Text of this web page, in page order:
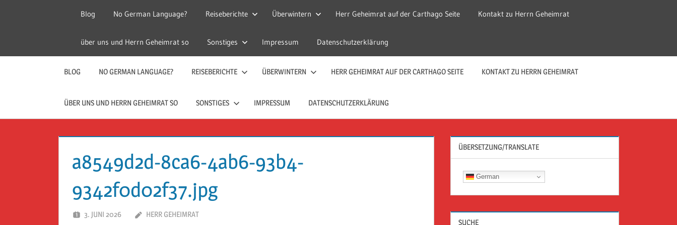
Reise
Guckloch
–
Geheimrat
auf
Reisen
Geheimrat
auf
Reisen
Blog No German Language? Reiseberichte Überwintern Herr Geheimrat auf der Carthago Seite Kontakt zu Herrn Geheimrat
über uns und Herrn Geheimrat so Sonstiges Impressum Datenschutzerklärung
BLOG NO GERMAN LANGUAGE? REISEBERICHTE ÜBERWINTERN HERR GEHEIMRAT AUF DER CARTHAGO SEITE KONTAKT ZU HERRN GEHEIMRAT
ÜBER UNS UND HERRN GEHEIMRAT SO SONSTIGES IMPRESSUM DATENSCHUTZERKLÄRUNG
a8549d2d-8ca6-4ab6-93b4-
9342f0d02f37.jpg
3. JUNI 2026 HERR GEHEIMRAT
ÜBERSETZUNG/TRANSLATE
German
SUCHE